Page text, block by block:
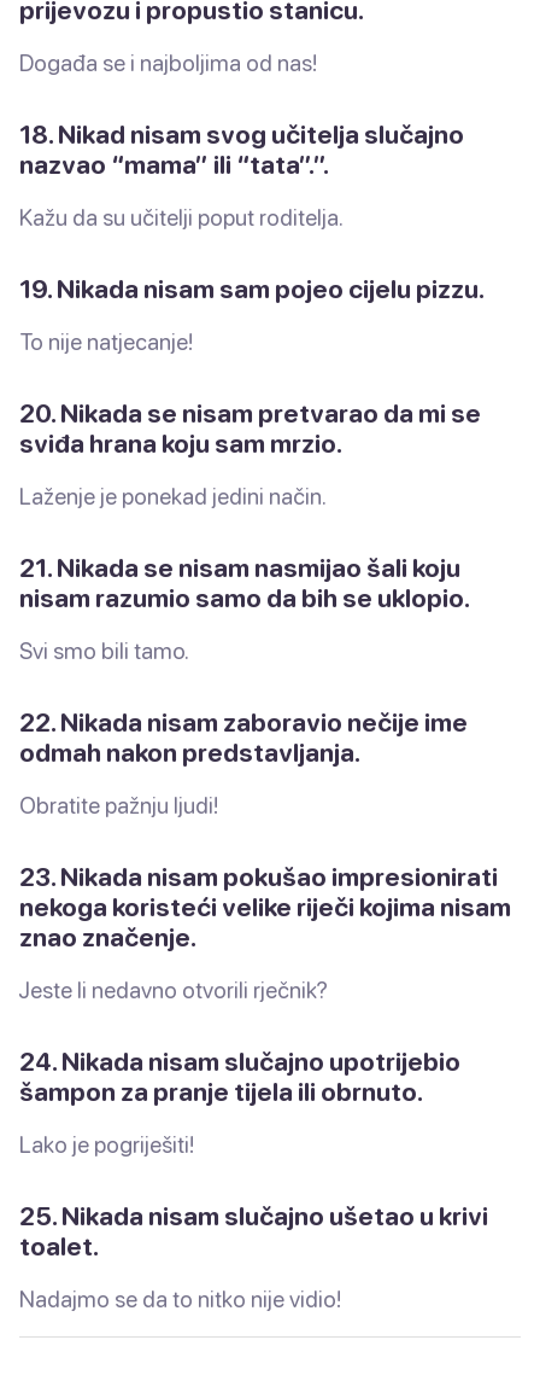
prijevozu i propustio stanicu.
Događa se i najboljima od nas!
18. Nikad nisam svog učitelja slučajno
nazvao “mama” ili “tata”.”.
Kažu da su učitelji poput roditelja.
19. Nikada nisam sam pojeo cijelu pizzu.
To nije natjecanje!
20. Nikada se nisam pretvarao da mi se
sviđa hrana koju sam mrzio.
Laženje je ponekad jedini način.
21. Nikada se nisam nasmijao šali koju
nisam razumio samo da bih se uklopio.
Svi smo bili tamo.
22. Nikada nisam zaboravio nečije ime
odmah nakon predstavljanja.
Obratite pažnju ljudi!
23. Nikada nisam pokušao impresionirati
nekoga koristeći velike riječi kojima nisam
znao značenje.
Jeste li nedavno otvorili rječnik?
24. Nikada nisam slučajno upotrijebio
šampon za pranje tijela ili obrnuto.
Lako je pogriješiti!
25. Nikada nisam slučajno ušetao u krivi
toalet.
Nadajmo se da to nitko nije vidio!